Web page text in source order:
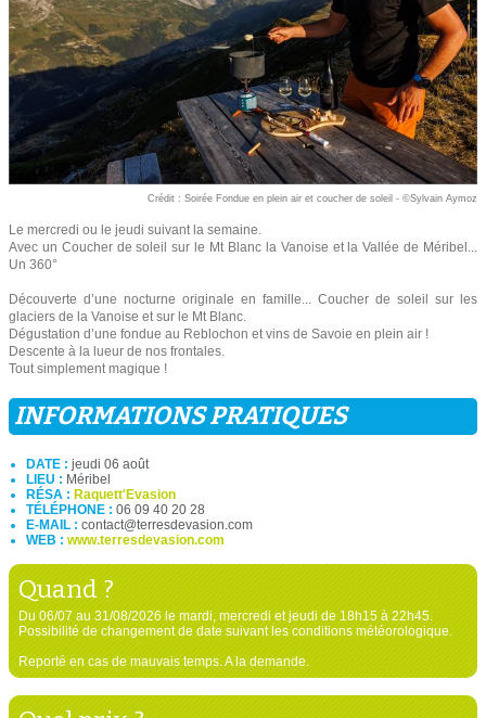
Crédit : Soirée Fondue en plein air et coucher de soleil - ©Sylvain Aymoz
Le mercredi ou le jeudi suivant la semaine.
Avec un Coucher de soleil sur le Mt Blanc la Vanoise et la Vallée de Méribel...
Un 360°
Découverte d’une nocturne originale en famille... Coucher de soleil sur les
glaciers de la Vanoise et sur le Mt Blanc.
Dégustation d’une fondue au Reblochon et vins de Savoie en plein air !
Descente à la lueur de nos frontales.
Tout simplement magique !
INFORMATIONS PRATIQUES
DATE : jeudi 06 août
LIEU : Méribel
RÉSA : Raquett'Evasion
TÉLÉPHONE : 06 09 40 20 28
E-MAIL : contact@terresdevasion.com
WEB : www.terresdevasion.com
Quand ?
Du 06/07 au 31/08/2026 le mardi, mercredi et jeudi de 18h15 à 22h45.
Possibilité de changement de date suivant les conditions météorologique.
Reporté en cas de mauvais temps. A la demande.